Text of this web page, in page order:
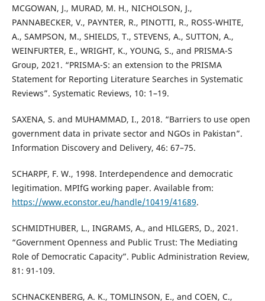
MCGOWAN, J., MURAD, M. H., NICHOLSON, J.,
PANNABECKER, V., PAYNTER, R., PINOTTI, R., ROSS-WHITE,
A., SAMPSON, M., SHIELDS, T., STEVENS, A., SUTTON, A.,
WEINFURTER, E., WRIGHT, K., YOUNG, S., and PRISMA-S
Group, 2021. “PRISMA-S: an extension to the PRISMA
Statement for Reporting Literature Searches in Systematic
Reviews”. Systematic Reviews, 10: 1–19.
SAXENA, S. and MUHAMMAD, I., 2018. “Barriers to use open
government data in private sector and NGOs in Pakistan”.
Information Discovery and Delivery, 46: 67–75.
SCHARPF, F. W., 1998. Interdependence and democratic
legitimation. MPIfG working paper. Available from:
https://www.econstor.eu/handle/10419/41689.
SCHMIDTHUBER, L., INGRAMS, A., and HILGERS, D., 2021.
“Government Openness and Public Trust: The Mediating
Role of Democratic Capacity”. Public Administration Review,
81: 91-109.
SCHNACKENBERG, A. K., TOMLINSON, E., and COEN, C.,